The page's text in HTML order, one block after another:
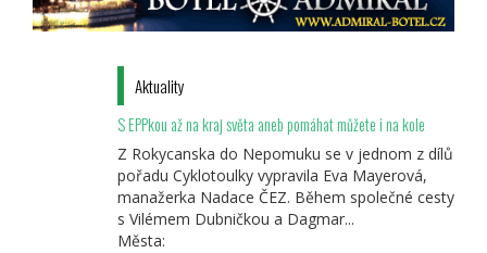
Aktuality
S EPPkou až na kraj světa aneb pomáhat můžete i na kole
Z Rokycanska do Nepomuku se v jednom z dílů
pořadu Cyklotoulky vypravila Eva Mayerová,
manažerka Nadace ČEZ. Během společné cesty
s Vilémem Dubničkou a Dagmar...
Města: